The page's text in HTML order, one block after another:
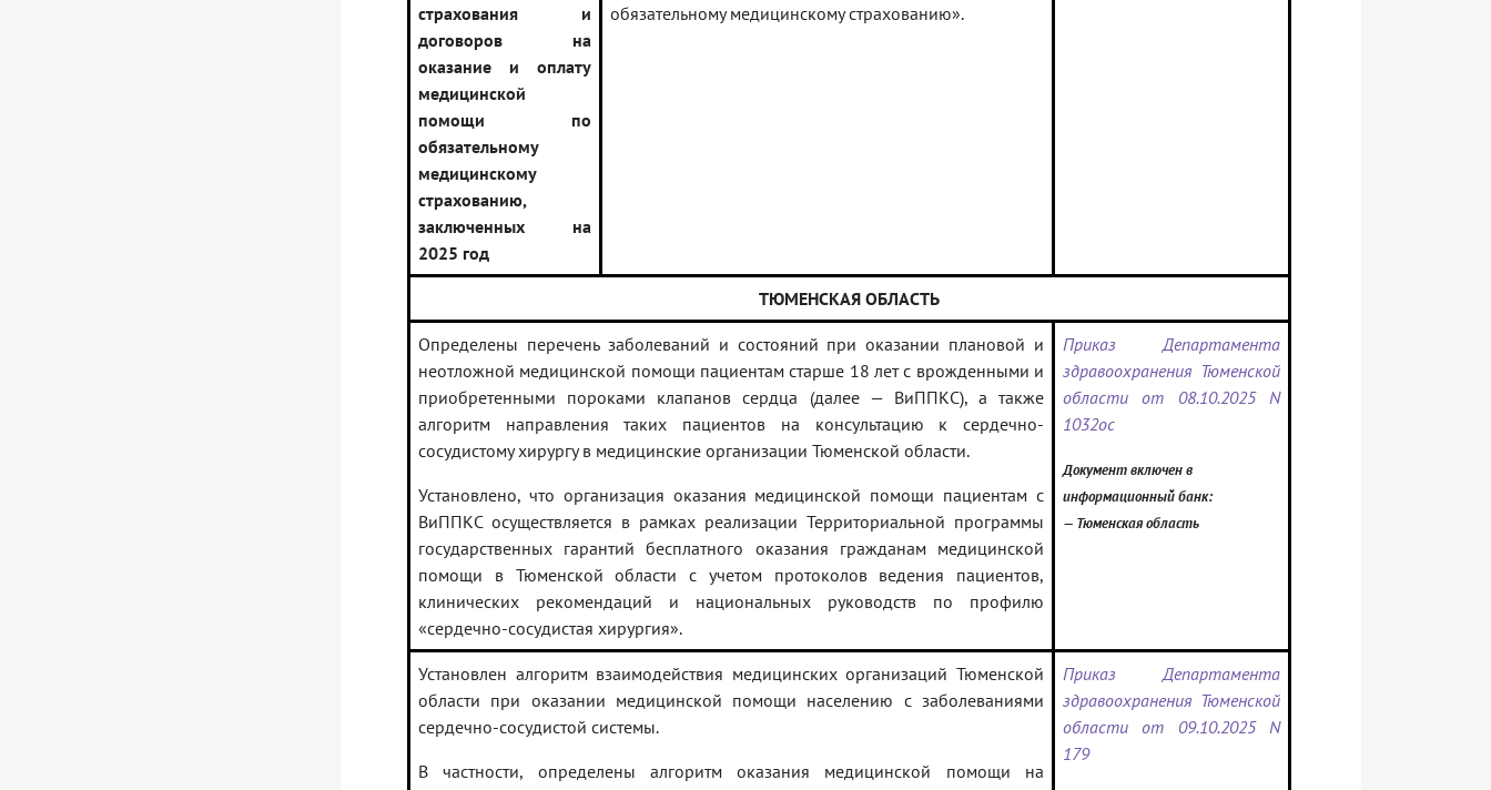
страхования и
договоров на
оказание и оплату
медицинской
помощи по
обязательному
медицинскому
страхованию,
заключенных на
2025 год
обязательному медицинскому страхованию».
ТЮМЕНСКАЯ ОБЛАСТЬ
Определены перечень заболеваний и состояний при оказании плановой и
неотложной медицинской помощи пациентам старше 18 лет с врожденными и
приобретенными пороками клапанов сердца (далее — ВиППКС), а также
алгоритм направления таких пациентов на консультацию к сердечно-
сосудистому хирургу в медицинские организации Тюменской области.
Установлено, что организация оказания медицинской помощи пациентам с
ВиППКС осуществляется в рамках реализации Территориальной программы
государственных гарантий бесплатного оказания гражданам медицинской
помощи в Тюменской области с учетом протоколов ведения пациентов,
клинических рекомендаций и национальных руководств по профилю
«сердечно-сосудистая хирургия».
Приказ Департамента
здравоохранения Тюменской
области от 08.10.2025 N
1032ос
Документ включен в
информационный банк:
— Тюменская область
Установлен алгоритм взаимодействия медицинских организаций Тюменской
области при оказании медицинской помощи населению с заболеваниями
сердечно-сосудистой системы.
В частности, определены алгоритм оказания медицинской помощи на
Приказ Департамента
здравоохранения Тюменской
области от 09.10.2025 N
179